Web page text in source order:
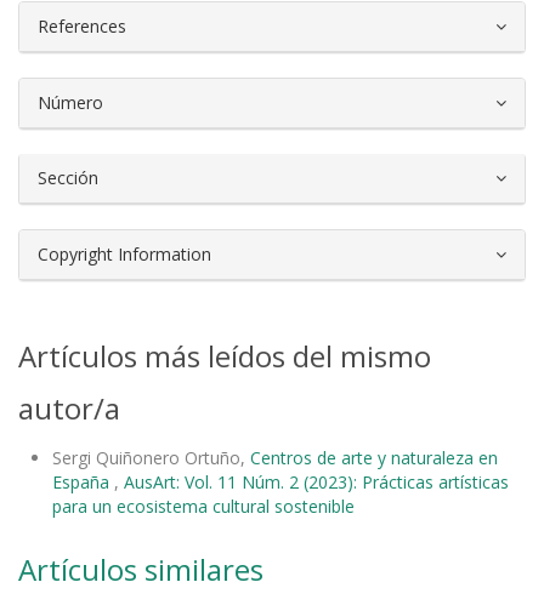
References
Número
Sección
Copyright Information
Artículos más leídos del mismo
autor/a
Sergi Quiñonero Ortuño, Centros de arte y naturaleza en
España , AusArt: Vol. 11 Núm. 2 (2023): Prácticas artísticas
para un ecosistema cultural sostenible
Artículos similares